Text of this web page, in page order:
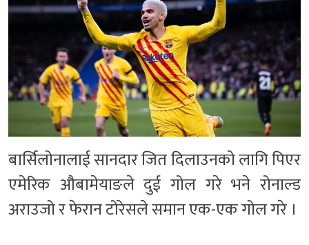
बार्सिलोनालाई सानदार जित दिलाउनको लागि पिएर
एमेरिक औबामेयाङले दुई गोल गरे भने रोनाल्ड
अराउजो र फेरान टोरेसले समान एक-एक गोल गरे ।